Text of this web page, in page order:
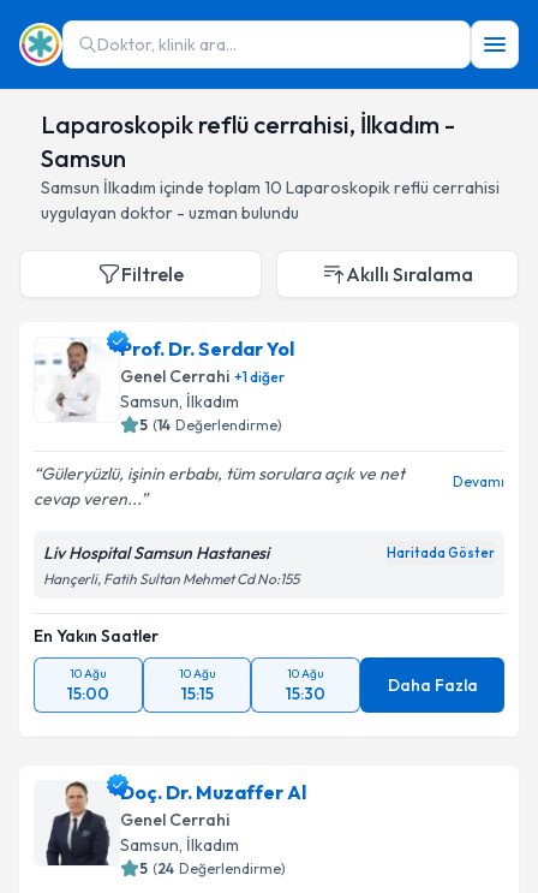
Doktor, klinik ara...
Laparoskopik reflü cerrahisi, İlkadım -
Samsun
Samsun İlkadım içinde toplam 10 Laparoskopik reflü cerrahisi
uygulayan doktor - uzman bulundu
Filtrele Akıllı Sıralama
Prof. Dr. Serdar Yol
Genel Cerrahi +1diğer
Samsun, İlkadım
5 (14 Değerlendirme)
Güleryüzlü, işinin erbabı, tüm sorulara açık ve net
cevap veren...
Devamı
Liv Hospital Samsun Hastanesi Haritada Göster
Hançerli, Fatih Sultan Mehmet Cd No:155
En Yakın Saatler
10 Ağu
15:00
10 Ağu
15:15
10 Ağu
15:30 Daha Fazla
Doç. Dr. Muzaffer Al
Genel Cerrahi
Samsun, İlkadım
5 (24 Değerlendirme)